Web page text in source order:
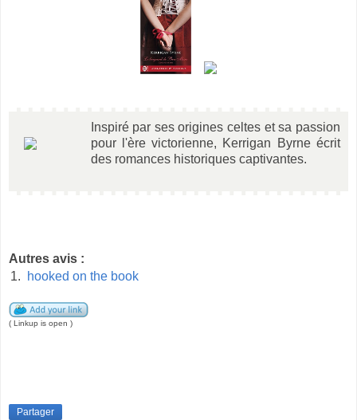
Inspiré par ses origines celtes et sa passion
pour l'ère victorienne, Kerrigan Byrne écrit
des romances historiques captivantes.
Autres avis :
1.
hooked on the book
( Linkup is open )
Partager